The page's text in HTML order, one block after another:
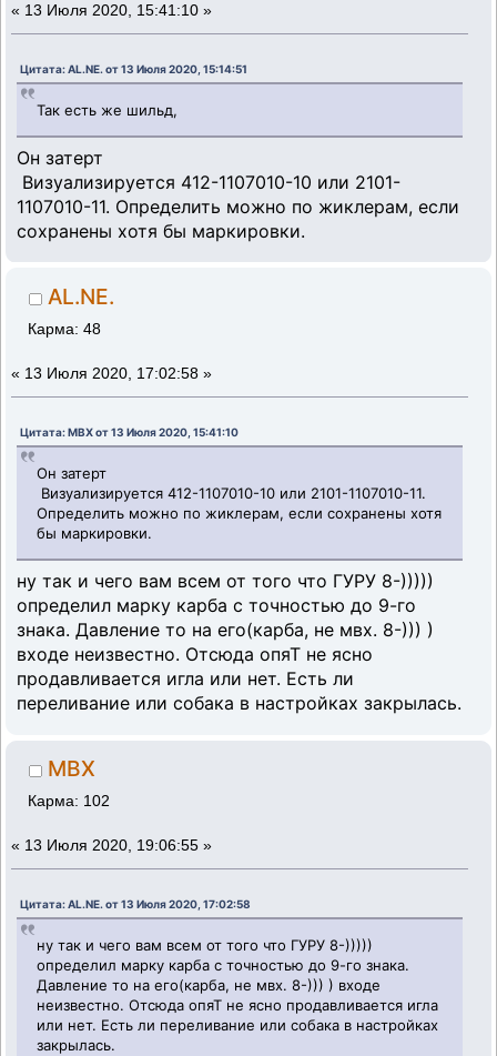
« 13 Июля 2020, 15:41:10 »
Цитата: AL.NE. от 13 Июля 2020, 15:14:51
Так есть же шильд,
Он затерт
Визуализируется 412-1107010-10 или 2101-
1107010-11. Определить можно по жиклерам, если
сохранены хотя бы маркировки.
AL.NE.
Карма: 48
« 13 Июля 2020, 17:02:58 »
Цитата: MBX от 13 Июля 2020, 15:41:10
Он затерт
Визуализируется 412-1107010-10 или 2101-1107010-11.
Определить можно по жиклерам, если сохранены хотя
бы маркировки.
ну так и чего вам всем от того что ГУРУ 8-)))))
определил марку карба с точностью до 9-го
знака. Давление то на его(карба, не мвх. 8-))) )
входе неизвестно. Отсюда опяТ не ясно
продавливается игла или нет. Есть ли
переливание или собака в настройках закрылась.
MBX
Карма: 102
« 13 Июля 2020, 19:06:55 »
Цитата: AL.NE. от 13 Июля 2020, 17:02:58
ну так и чего вам всем от того что ГУРУ 8-)))))
определил марку карба с точностью до 9-го знака.
Давление то на его(карба, не мвх. 8-))) ) входе
неизвестно. Отсюда опяТ не ясно продавливается игла
или нет. Есть ли переливание или собака в настройках
закрылась.